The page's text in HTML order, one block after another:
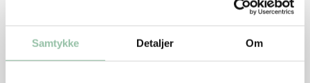
Samtykke Detaljer Om
Tag kødet op på en tallerken og lad det få
stuetemperatur.
Læg nudlerne i varmt vand til de er bløde at spise.